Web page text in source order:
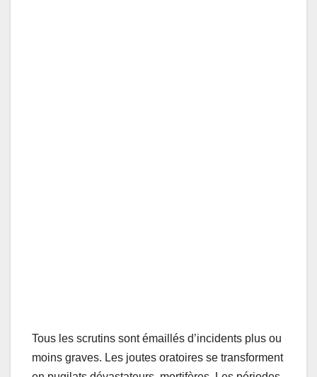
Tous les scrutins sont émaillés d’incidents plus ou
moins graves. Les joutes oratoires se transforment